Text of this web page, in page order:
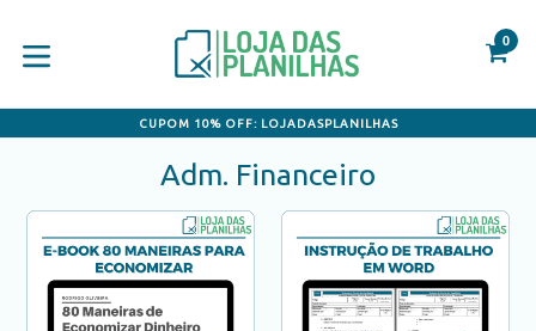
expandir/colapsar
0
CUPOM 10% OFF: LOJADASPLANILHAS
Adm. Financeiro